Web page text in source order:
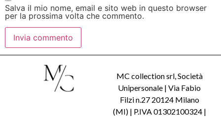
Salva il mio nome, email e sito web in questo browser
per la prossima volta che commento.
MC collection srl, Società
Unipersonale | Via Fabio
Filzi n.27 20124 Milano
(MI) | P.IVA 01302100324 |